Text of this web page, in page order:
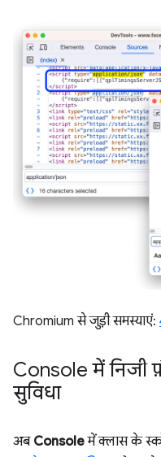
Chromium से जुड़ी समस्याएं:
Console में
सुविधा
अब Consoleमें क्लास के